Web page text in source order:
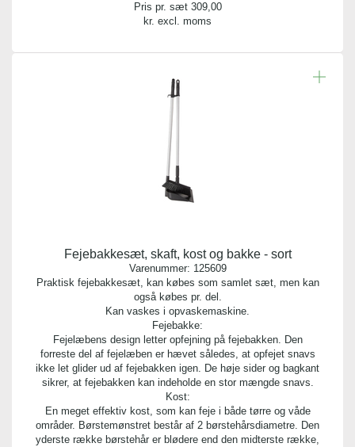
Pris pr. sæt 309,00
kr. excl. moms
Fejebakkesæt, skaft, kost og bakke - sort
Varenummer: 125609
Praktisk fejebakkesæt, kan købes som samlet sæt, men kan
også købes pr. del.
Kan vaskes i opvaskemaskine.
Fejebakke:
Fejelæbens design letter opfejning på fejebakken. Den
forreste del af fejelæben er hævet således, at opfejet snavs
ikke let glider ud af fejebakken igen. De høje sider og bagkant
sikrer, at fejebakken kan indeholde en stor mængde snavs.
Kost:
En meget effektiv kost, som kan feje i både tørre og våde
områder. Børstemønstret består af 2 børstehårsdiametre. Den
yderste række børstehår er blødere end den midterste række,